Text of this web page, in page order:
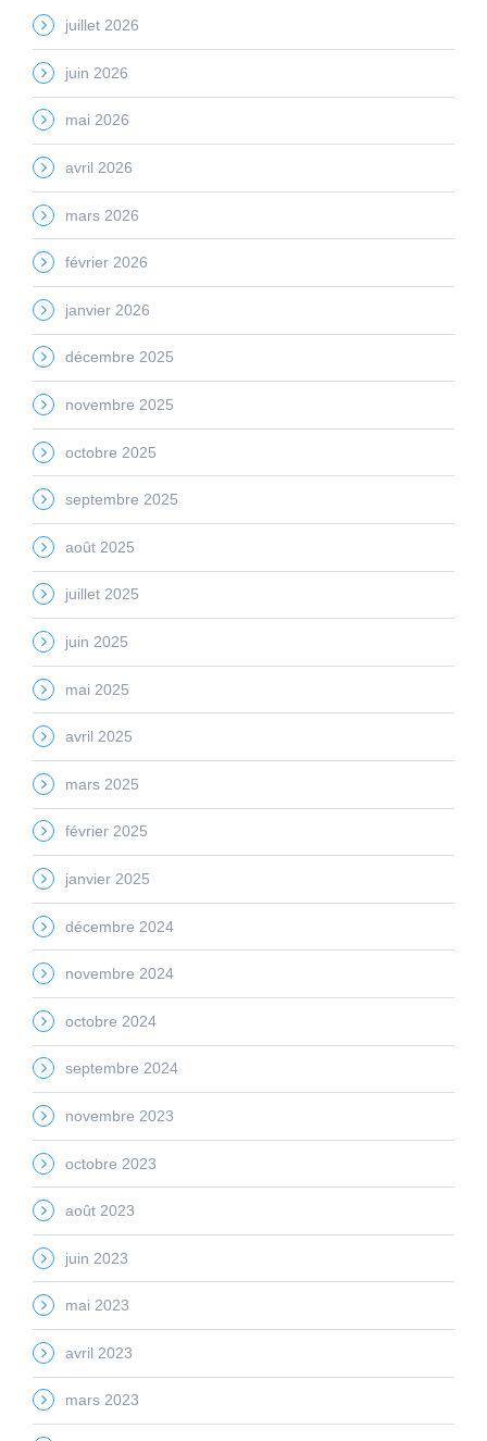
juillet 2026
juin 2026
mai 2026
avril 2026
mars 2026
février 2026
janvier 2026
décembre 2025
novembre 2025
octobre 2025
septembre 2025
août 2025
juillet 2025
juin 2025
mai 2025
avril 2025
mars 2025
février 2025
janvier 2025
décembre 2024
novembre 2024
octobre 2024
septembre 2024
novembre 2023
octobre 2023
août 2023
juin 2023
mai 2023
avril 2023
mars 2023